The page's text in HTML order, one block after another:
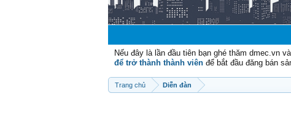
Nếu đây là lần đầu tiên bạn ghé thăm dmec.vn
để trở thành thành viên để bắt đầu đăng bán
Trang chủ Diễn đàn